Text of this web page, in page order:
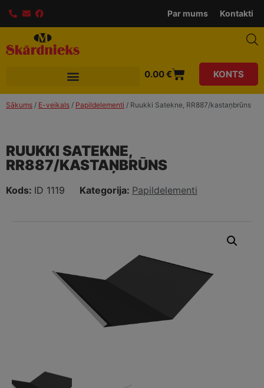
Par mums Kontakti
0.00€ KONTS
Sākums / E-veikals / Papildelementi / Ruukki Satekne, RR887/kastaņbrūns
RUUKKI SATEKNE,
RR887/KASTAŅBRŪNS
Kods: ID 1119 Kategorija: Papildelementi